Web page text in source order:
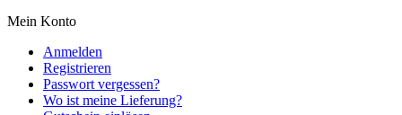
Mein Konto
Anmelden
Registrieren
Passwort vergessen?
Wo ist meine Lieferung?